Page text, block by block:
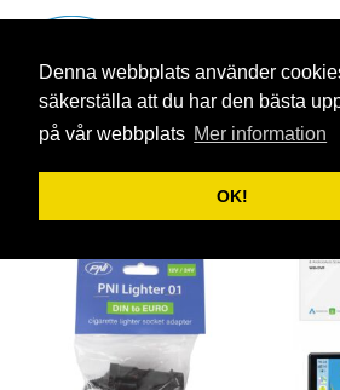
Denna webbplats använder
säkerställa att du har den bästa
på vår webbplats Mer information
OK!
Hoppa
Sortera på
Sätt
fallande